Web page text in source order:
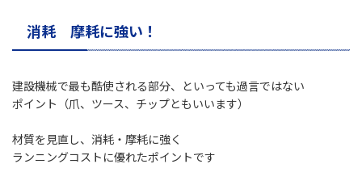
消耗 摩耗に強い！
建設機械で最も酷使される部分、といっても過言ではない
ポイント（爪、ツース、チップともいいます）
材質を見直し、消耗・摩耗に強く
ランニングコストに優れたポイントです